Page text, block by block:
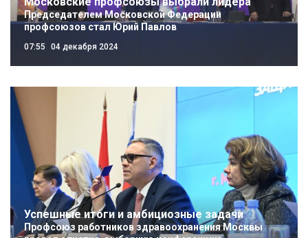
Председателем Московской Федерации
профсоюзов стал Юрий Павлов
07:55 04 декабря 2024
Успешные итоги и амбициозные задачи
Профсоюз работников здравоохранения Москвы